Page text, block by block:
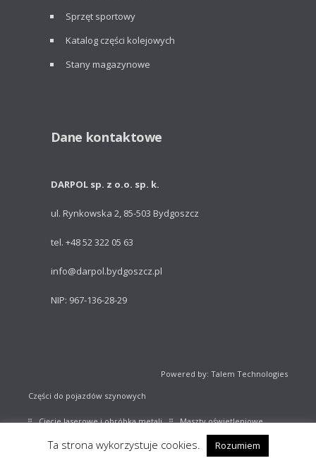
Sprzęt sportowy
Katalog części kolejowych
Stany magazynowe
Dane kontaktowe
DARPOL sp. z o.o. sp. k.
ul. Rynkowska 2, 85-503 Bydgoszcz
tel. +48 52 322 05 63
info@darpol.bydgoszcz.pl
NIP: 967-136-28-29
Powered by: Talem Technologies
Części do pojazdów szynowych
Cięcie laserowe i obróbka metali Maszty oświetleniowe
Sprzęt sportowy Katalog części kolejowych
Ta strona wykorzystuje cookies. Rozumiem